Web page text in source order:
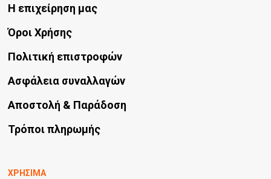
Η επιχείρηση μας
Όροι Χρήσης
Πολιτική επιστροφών
Ασφάλεια συναλλαγών
Αποστολή & Παράδοση
Τρόποι πληρωμής
ΧΡΗΣΙΜΑ